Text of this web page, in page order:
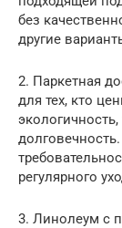
без
другие
2. Паркетная
для тех, кто
регулярного
3. Линолеум с